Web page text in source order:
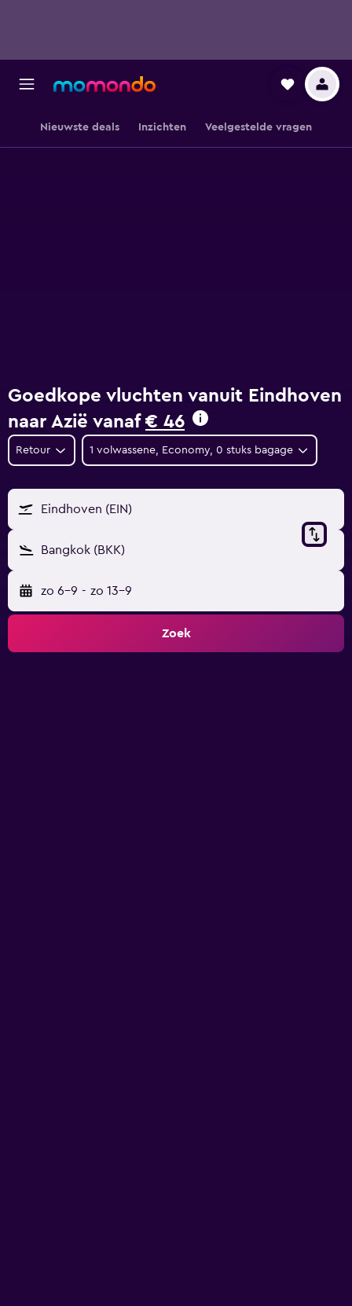
Nieuwste deals Inzichten Veelgestelde vragen
Goedkope vluchten vanuit Eindhoven
naar Azië vanaf € 46
Retour 1 volwassene, Economy, 0 stuks bagage
Eindhoven (EIN)
Bangkok (BKK)
zo 6-9 - zo 13-9
Zoek